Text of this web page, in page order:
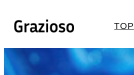
ス
キ
TOP